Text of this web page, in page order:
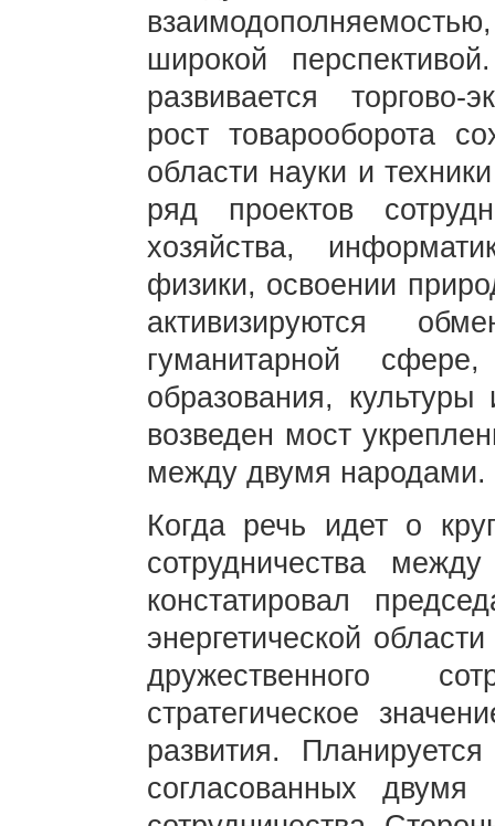
широкой
развивается торгово-
рост товарооборота
области науки и
ряд проектов
хозяйства,
физики, освоении
активизируются
гуманитарной
образования,
возведен мост
между двумя народами.
Когда речь идет о
сотрудничества
констатировал
энергетической
дружественного
стратегическое
развития.
согласованных двумя